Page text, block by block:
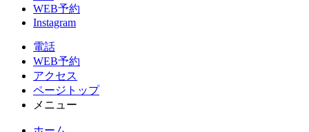
WEB予約
Instagram
電話
WEB予約
アクセス
ページトップ
メニュー